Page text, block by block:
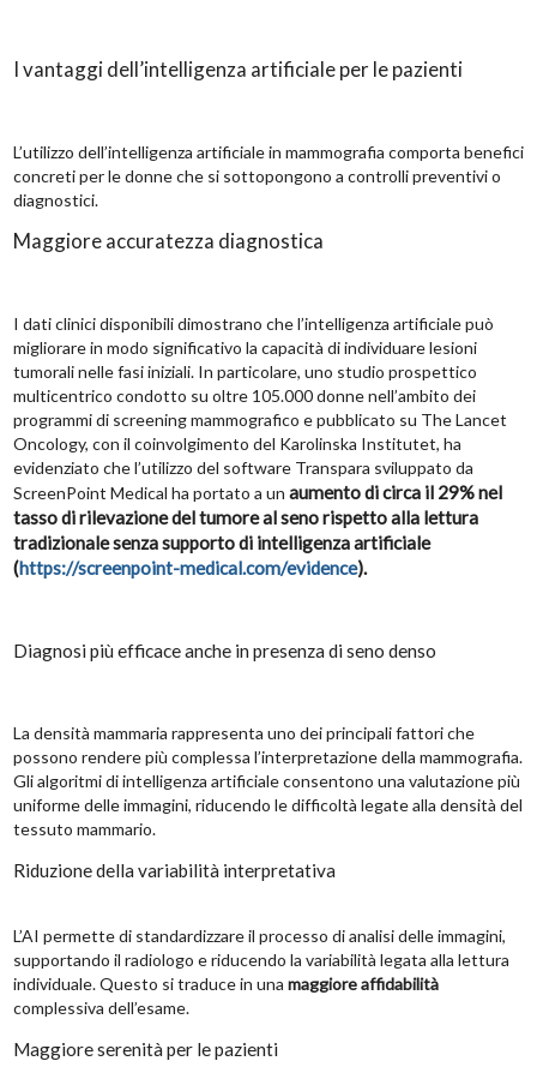
I vantaggi dell’intelligenza artificiale per le pazienti
L’utilizzo dell’intelligenza artificiale in mammografia comporta benefici
concreti per le donne che si sottopongono a controlli preventivi o
diagnostici.
Maggiore accuratezza diagnostica
I dati clinici disponibili dimostrano che l’intelligenza artificiale può
migliorare in modo significativo la capacità di individuare lesioni
tumorali nelle fasi iniziali. In particolare, uno studio prospettico
multicentrico condotto su oltre 105.000 donne nell’ambito dei
programmi di screening mammografico e pubblicato su The Lancet
Oncology, con il coinvolgimento del Karolinska Institutet, ha
evidenziato che l’utilizzo del software Transpara sviluppato da
ScreenPoint Medical ha portato a un aumento di circa il 29% nel
tasso di rilevazione del tumore al seno rispetto alla lettura
tradizionale senza supporto di intelligenza artificiale
(https://screenpoint-medical.com/evidence).
Diagnosi più efficace anche in presenza di seno denso
La densità mammaria rappresenta uno dei principali fattori che
possono rendere più complessa l’interpretazione della mammografia.
Gli algoritmi di intelligenza artificiale consentono una valutazione più
uniforme delle immagini, riducendo le difficoltà legate alla densità del
tessuto mammario.
Riduzione della variabilità interpretativa
L’AI permette di standardizzare il processo di analisi delle immagini,
supportando il radiologo e riducendo la variabilità legata alla lettura
individuale. Questo si traduce in una maggiore affidabilità
complessiva dell’esame.
Maggiore serenità per le pazienti